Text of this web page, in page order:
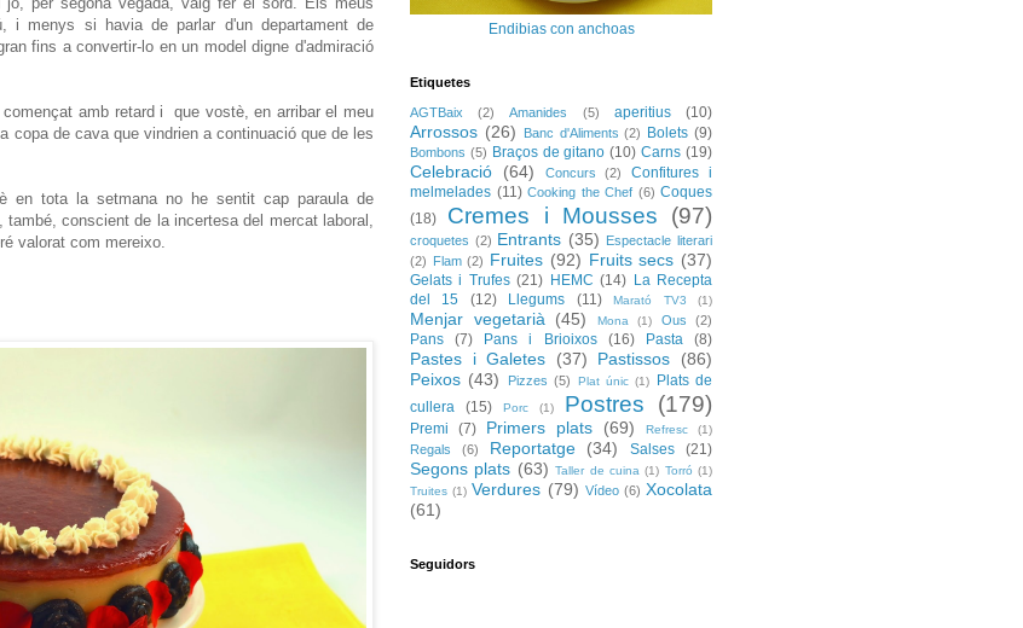
i menys si havia de parlar d'un departament de
fins a convertir-lo en un model digne d'admiració
amb retard i que vostè, en arribar el meu
copa de cava que vindrien a continuació que de les
en tota la setmana no he sentit cap paraula de
conscient de la incertesa del mercat laboral,
valorat com mereixo.
Endibias con anchoas
Etiquetes
AGTBaix (2) Amanides (5) aperitius (10)
Arrossos (26) Banc d'Aliments (2) Bolets (9)
Bombons (5) Braços de gitano (10) Carns (19)
Celebració (64) Concurs (2)
Confitures i
melmelades (11) Cooking the Chef (6) Coques
(18)
Cremes i Mousses (97)
croquetes (2) Entrants (35)
Espectacle literari
(2)
Flam (2) Fruites (92) Fruits secs (37)
Gelats i Trufes (21) HEMC (14) La Recepta
del 15
(12) Llegums (11) Marató TV3 (1)
Menjar vegetarià (45) Mona (1) Ous (2)
Pans (7) Pans i Brioixos (16) Pasta (8)
Pastes i Galetes (37) Pastissos
(86)
Peixos (43) Pizzes (5) Plat únic (1)
Plats de
cullera
(15) Porc (1) Postres (179)
Premi (7) Primers plats (69) Refresc (1)
Regals (6) Reportatge (34) Salses (21)
Segons plats (63) Taller de cuina (1) Torró (1)
Truites (1) Verdures (79) Vídeo (6) Xocolata
(61)
Seguidors